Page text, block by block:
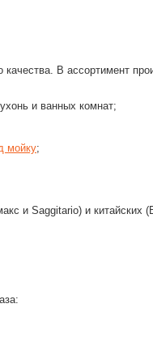
В ассортимент
и ванных комнат;
мойку;
и Saggitario) и китайских